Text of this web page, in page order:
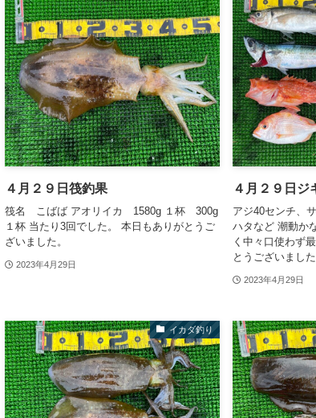
４月２９日筏釣果
筏名 こばば アオリイカ 1580g １杯 300g
１杯 当たり3回でした。 本日もありがとうご
ざいました。
2023年4月29日
４月２９日ジ
アジ40センチ、
ハタなど 潮動か
く中々口使わず
とうございまし
2023年4月29日
イカダ釣り